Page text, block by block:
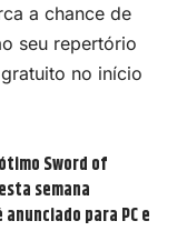
a chance de
seu repertório
no início
Sword of
semana
para PC e